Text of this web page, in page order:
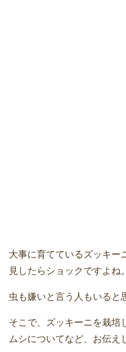
大事に育てているズッキー
見したらショックですよね。
虫も嫌いと言う人もいると
そこで、ズッキーニを栽培
ムシについてなど、お伝え